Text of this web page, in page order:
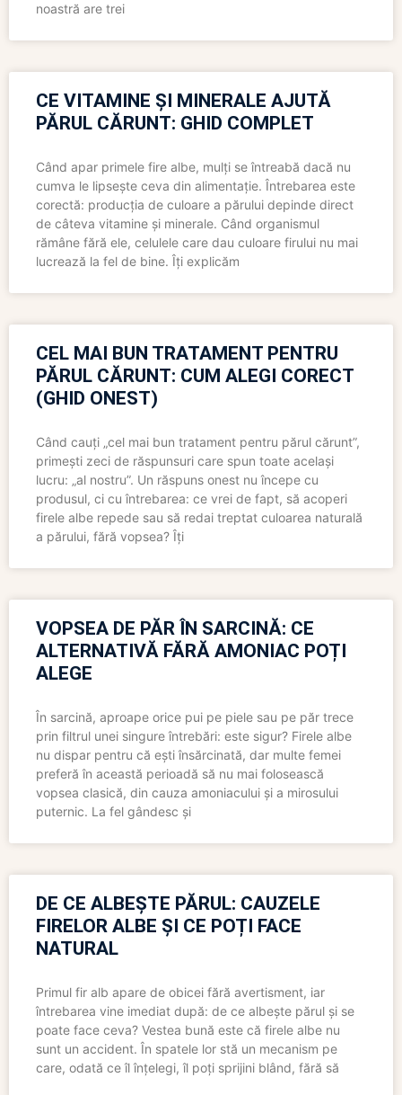
noastră are trei
CE VITAMINE ȘI MINERALE AJUTĂ
PĂRUL CĂRUNT: GHID COMPLET
Când apar primele fire albe, mulți se întreabă dacă nu
cumva le lipsește ceva din alimentație. Întrebarea este
corectă: producția de culoare a părului depinde direct
de câteva vitamine și minerale. Când organismul
rămâne fără ele, celulele care dau culoare firului nu mai
lucrează la fel de bine. Îți explicăm
CEL MAI BUN TRATAMENT PENTRU
PĂRUL CĂRUNT: CUM ALEGI CORECT
(GHID ONEST)
Când cauți „cel mai bun tratament pentru părul cărunt”,
primești zeci de răspunsuri care spun toate același
lucru: „al nostru”. Un răspuns onest nu începe cu
produsul, ci cu întrebarea: ce vrei de fapt, să acoperi
firele albe repede sau să redai treptat culoarea naturală
a părului, fără vopsea? Îți
VOPSEA DE PĂR ÎN SARCINĂ: CE
ALTERNATIVĂ FĂRĂ AMONIAC POȚI
ALEGE
În sarcină, aproape orice pui pe piele sau pe păr trece
prin filtrul unei singure întrebări: este sigur? Firele albe
nu dispar pentru că ești însărcinată, dar multe femei
preferă în această perioadă să nu mai folosească
vopsea clasică, din cauza amoniacului și a mirosului
puternic. La fel gândesc și
DE CE ALBEȘTE PĂRUL: CAUZELE
FIRELOR ALBE ȘI CE POȚI FACE
NATURAL
Primul fir alb apare de obicei fără avertisment, iar
întrebarea vine imediat după: de ce albește părul și se
poate face ceva? Vestea bună este că firele albe nu
sunt un accident. În spatele lor stă un mecanism pe
care, odată ce îl înțelegi, îl poți sprijini blând, fără să